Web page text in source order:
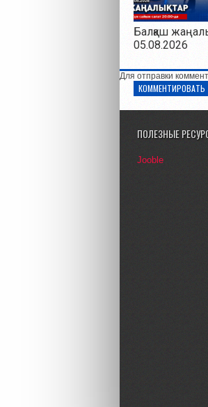
Балқаш
05.08.2026
Для отправки
КОММЕНТИРОВАТЬ
ПОЛЕЗНЫЕ
Jooble